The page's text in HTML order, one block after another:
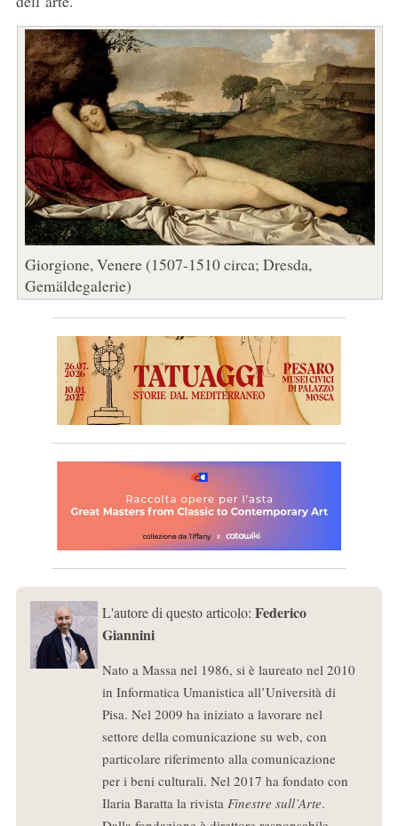
Giorgione, Venere (1507-1510 circa; Dresda,
Gemäldegalerie)
L'autore di questo articolo: Federico
Giannini
Nato a Massa nel 1986, si è laureato nel 2010
in Informatica Umanistica all’Università di
Pisa. Nel 2009 ha iniziato a lavorare nel
settore della comunicazione su web, con
particolare riferimento alla comunicazione
per i beni culturali. Nel 2017 ha fondato con
Ilaria Baratta la rivista Finestre sull’Arte.